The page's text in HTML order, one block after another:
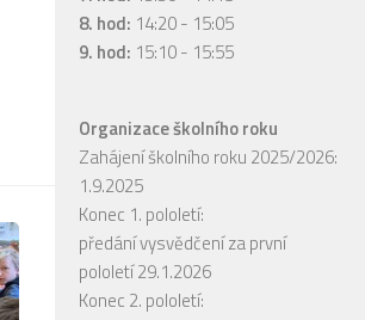
8. hod: 14:20 - 15:05
9. hod: 15:10 - 15:55
Organizace školního roku
Zahájení školního roku 2025/2026:
1.9.2025
Konec 1. pololetí:
předání vysvědčení za první
pololetí 29.1.2026
Konec 2. pololetí: